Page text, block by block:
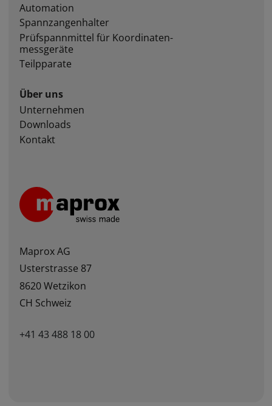
Automation
Spannzangenhalter
Prüfspannmittel für Koordinaten­
messgeräte
Teilpparate
Über uns
Unternehmen
Downloads
Kontakt
Maprox AG
Usterstrasse 87
8620 Wetzikon
CH Schweiz
+41 43 488 18 00